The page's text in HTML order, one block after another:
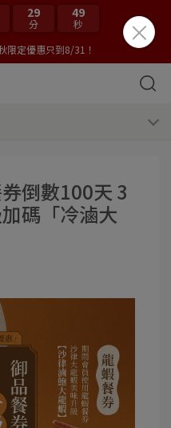
29
分
49
秒
限定優惠只到8/31！
倒數100天 3
碼「冷滷大